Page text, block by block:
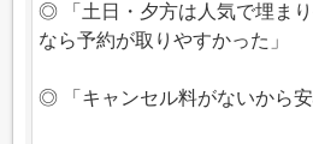
◎ 「土日・夕方は人気で埋ま
なら予約が取りやすかった」
◎ 「キャンセル料がないから安